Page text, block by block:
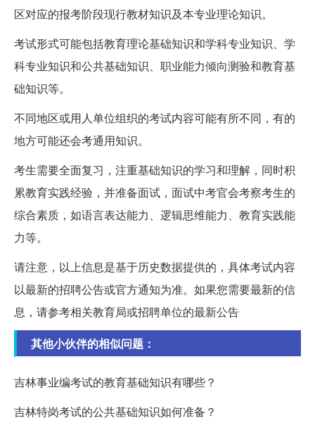
区对应的报考阶段现行教材知识及本专业理论知识。
考试形式可能包括教育理论基础知识和学科专业知识、学
科专业知识和公共基础知识、职业能力倾向测验和教育基
础知识等。
不同地区或用人单位组织的考试内容可能有所不同，有的
地方可能还会考通用知识。
考生需要全面复习，注重基础知识的学习和理解，同时积
累教育实践经验，并准备面试，面试中考官会考察考生的
综合素质，如语言表达能力、逻辑思维能力、教育实践能
力等。
请注意，以上信息是基于历史数据提供的，具体考试内容
以最新的招聘公告或官方通知为准。如果您需要最新的信
息，请参考相关教育局或招聘单位的最新公告
其他小伙伴的相似问题：
吉林事业编考试的教育基础知识有哪些？
吉林特岗考试的公共基础知识如何准备？